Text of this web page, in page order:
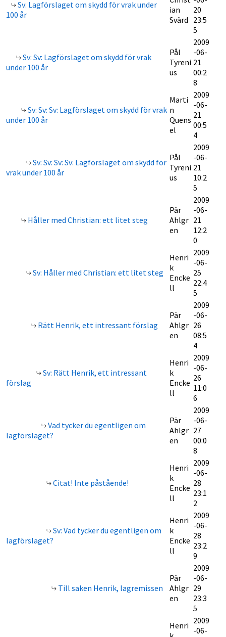
Sv: Lagförslaget om skydd för vrak under
100 år
ian
Svärd
20
23:5
5
Sv: Sv: Lagförslaget om skydd för vrak
under 100 år
Pål
Tyreni
us
2009
-06-
21
00:2
8
Sv: Sv: Sv: Lagförslaget om skydd för vrak
under 100 år
Marti
n
Quens
el
2009
-06-
21
00:5
4
Sv: Sv: Sv: Sv: Lagförslaget om skydd för
vrak under 100 år
Pål
Tyreni
us
2009
-06-
21
10:2
5
Håller med Christian: ett litet steg
Pär
Ahlgr
en
2009
-06-
21
12:2
0
Sv: Håller med Christian: ett litet steg
Henri
k
Encke
ll
2009
-06-
25
22:4
5
Rätt Henrik, ett intressant förslag
Pär
Ahlgr
en
2009
-06-
26
08:5
4
Sv: Rätt Henrik, ett intressant
förslag
Henri
k
Encke
ll
2009
-06-
26
11:0
6
Vad tycker du egentligen om
lagförslaget?
Pär
Ahlgr
en
2009
-06-
27
00:0
8
Citat! Inte påstående!
Henri
k
Encke
ll
2009
-06-
28
23:1
2
Sv: Vad tycker du egentligen om
lagförslaget?
Henri
k
Encke
ll
2009
-06-
28
23:2
9
Till saken Henrik, lagremissen
Pär
Ahlgr
en
2009
-06-
29
23:3
5
Henri 2009
-06-